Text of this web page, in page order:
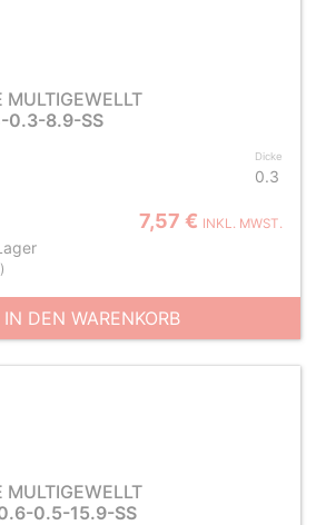
MULTIGEWELLT
0.3-8.9-SS
Dicke
0.3
7,57 € INKL. MWST.
)
IN DEN WARENKORB
MULTIGEWELLT
0.5-15.9-SS